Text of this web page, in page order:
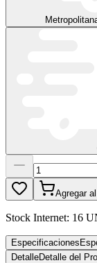
Agregar
Stock Internet: 16
Especificaciones
DetalleDetalle del